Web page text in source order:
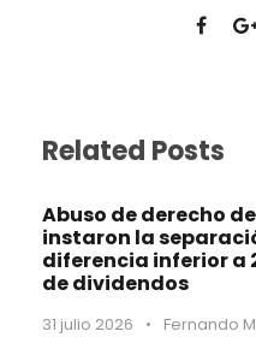
Related Posts
Abuso de derecho
instaron la
diferencia inferior a
de dividendos
31 julio 2026 • Fernando